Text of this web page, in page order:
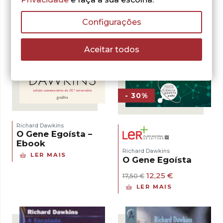
Richard Dawkins
O Gene Egoísta –
Ebook
LER MAIS
- 30%
Richard Dawkins
O Gene Egoísta
17,50€ O
preço
17,50 €.
12,25 €O
12,25 €.
LER MAIS
Configurações
Aceitar todos